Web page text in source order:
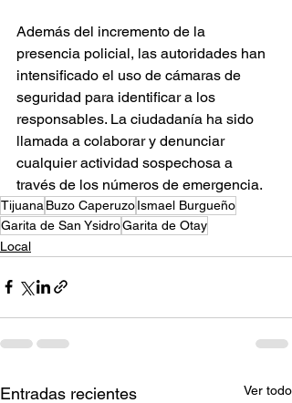
Además del incremento de la
presencia policial, las autoridades han
intensificado el uso de cámaras de
seguridad para identificar a los
responsables. La ciudadanía ha sido
llamada a colaborar y denunciar
cualquier actividad sospechosa a
través de los números de emergencia.
Tijuana Buzo CaperuzoIsmael Burgueño
Garita de San YsidroGarita de Otay
Local
Entradas recientes Ver todo